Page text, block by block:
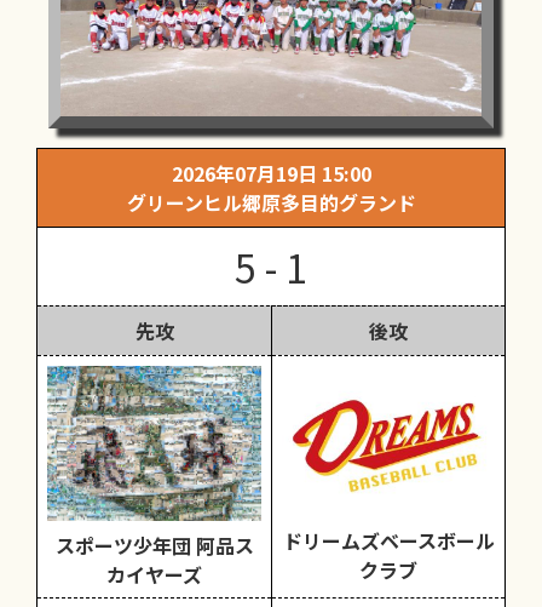
2026年07月19日 15:00
グリーンヒル郷原多目的グランド
5 - 1
先攻 後攻
スポーツ少年団 阿品ス
カイヤーズ
ドリームズベースボール
クラブ